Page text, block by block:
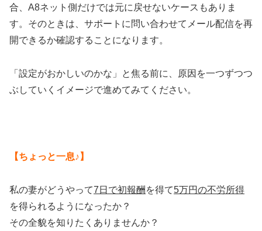
合、A8ネット側だけでは元に戻せないケースもありま
す。そのときは、サポートに問い合わせてメール配信を再
開できるか確認することになります。
「設定がおかしいのかな」と焦る前に、原因を一つずつつ
ぶしていくイメージで進めてみてください。
【ちょっと一息♪】
私の妻がどうやって7日で初報酬 を得て5万円の不労所得
を得られるようになったか？
その全貌を知りたくありませんか？